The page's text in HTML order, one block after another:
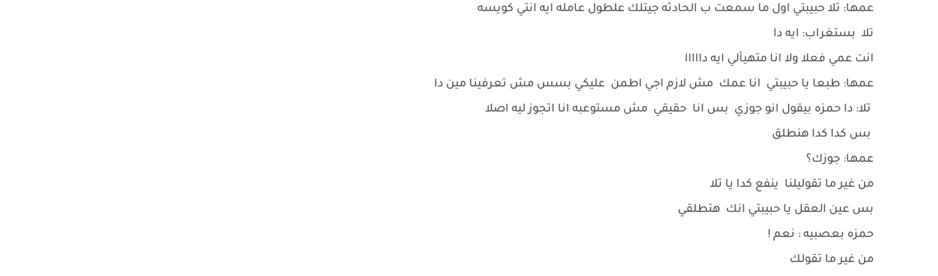
عمها: تلا حبيبتي اول ما سمعت ب الحادثه جيتلك علطول عامله ايه انتي كويسه
تلا بستغراب: ايه دا
انت عمي فعلا ولا انا متهيألي ايه دااااا
عمها: طبعا يا حبيبتي انا عمك مش لازم اجي اطمن عليكي بسس مش تعرفينا مين دا
تلا: دا حمزه بيقول انو جوزي بس انا حقيقي مش مستوعبه انا اتجوز ليه اصلا
بس كدا كدا هنطلق
عمها: جوزك؟
من غير ما تقوليلنا ينفع كدا يا تلا
بس عين العقل يا حبيبتي انك هتطلقي
حمزه بعصبيه : نعم !
من غير ما تقولك